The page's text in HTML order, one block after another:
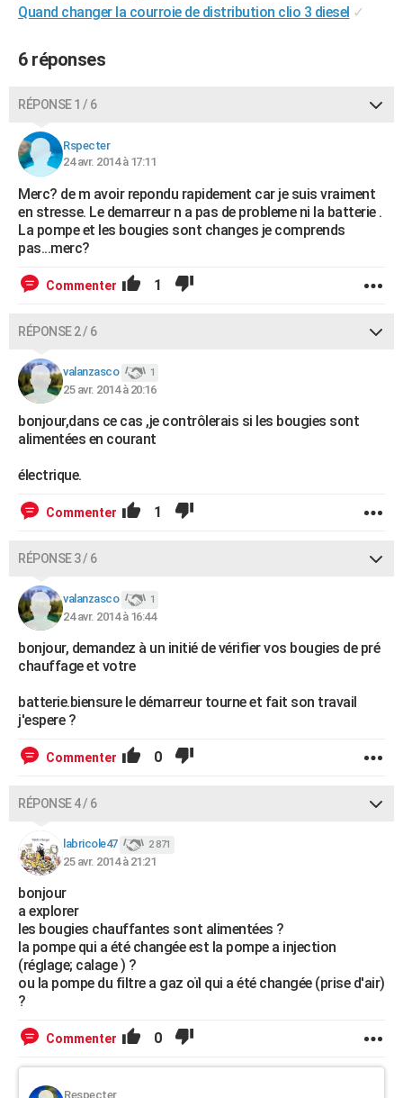
CARTE DE VOEUX
Carte de Noël
Carte Bonne année
Carte Saint-Valentin
Carte Pâques
Carte d'anniversaire
DICTIONNAIRE
S'inscrire
Se connecter
Lycées
Collèges
Primaires
Universités
Entreprises
Service militaire
Avis de recherche
AVIS DE DÉCÈS
FORUM
Bricolage
Lifestyle
Culture
Sport
Auto
Television
Voyage
Cinema
Quand changer la courroie de distribution clio 3 diesel ✓
6 réponses
RÉPONSE 1 / 6
Rspecter
24 avr. 2014 à 17:11
Merc? de m avoir repondu rapidement car je suis vraiment
en stresse. Le demarreur n a pas de probleme ni la batterie .
La pompe et les bougies sont changes je comprends
pas...merc?
Commenter 1
RÉPONSE 2 / 6
valanzasco 1
25 avr. 2014 à 20:16
bonjour,dans ce cas ,je contrôlerais si les bougies sont
alimentées en courant
électrique.
Commenter 1
RÉPONSE 3 / 6
valanzasco 1
24 avr. 2014 à 16:44
bonjour, demandez à un initié de vérifier vos bougies de pré
chauffage et votre
batterie.biensure le démarreur tourne et fait son travail
j'espere ?
Commenter 0
RÉPONSE 4 / 6
labricole47 2 871
25 avr. 2014 à 21:21
bonjour
a explorer
les bougies chauffantes sont alimentées ?
la pompe qui a été changée est la pompe a injection
(réglage; calage ) ?
ou la pompe du filtre a gaz oïl qui a été changée (prise d'air)
?
Commenter 0
Respecter